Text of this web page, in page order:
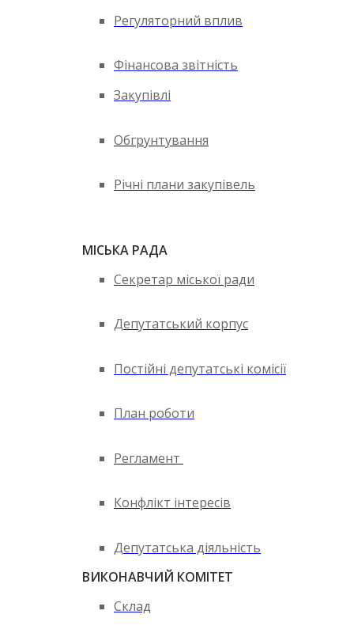
Регуляторний вплив
Фінансова звітність
Закупівлі
Обгрунтування
Річні плани закупівель
МІСЬКА РАДА
Секретар міської ради
Депутатський корпус
Постійні депутатські комісії
План роботи
Регламент
Конфлікт інтересів
Депутатська діяльність
ВИКОНАВЧИЙ КОМІТЕТ
Склад